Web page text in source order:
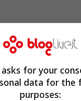
for your
data for the
purposes: